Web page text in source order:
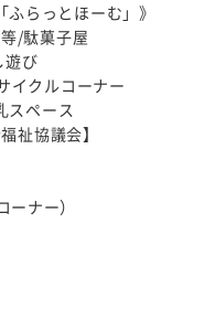
らっとほーむ」》
/駄菓子屋
び
コーナー
ペース
議会】
ナー）